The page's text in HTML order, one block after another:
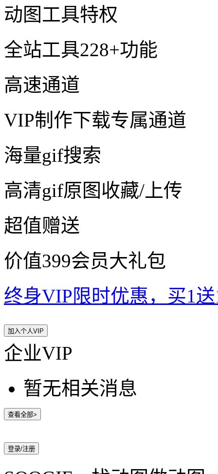
动图工具特权
全站工具228+功能
高速通道
VIP制作下载专属通道
海量gif搜索
高清gif原图收藏/上传
超值赠送
价值399会员大礼包
终身VIP限时优惠，买1
加入个人VIP
企业VIP
暂无相关消息
查看全部>
登录/注册